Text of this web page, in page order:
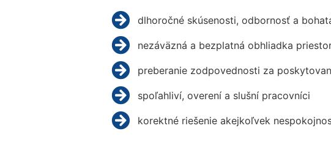
dlhoročné skúsenosti, odbornosť a
nezáväzná a bezplatná obhliadka
preberanie zodpovednosti za
spoľahliví, overení a slušní pracovníci
korektné riešenie akejkoľvek